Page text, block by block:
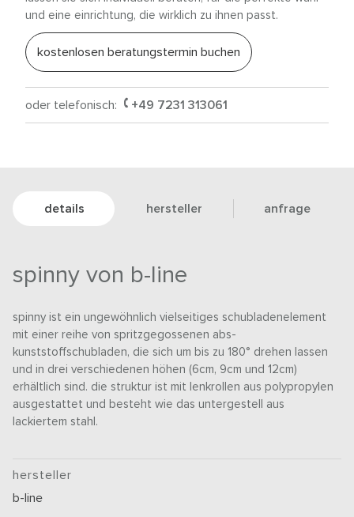
und eine einrichtung, die wirklich zu ihnen passt.
kostenlosen beratungstermin buchen
oder telefonisch: +49 7231 313061
details hersteller anfrage
spinny von b-line
spinny ist ein ungewöhnlich vielseitiges schubladenelement
mit einer reihe von spritzgegossenen abs-
kunststoffschubladen, die sich um bis zu 180° drehen lassen
und in drei verschiedenen höhen (6cm, 9cm und 12cm)
erhältlich sind. die struktur ist mit lenkrollen aus polypropylen
ausgestattet und besteht wie das untergestell aus
lackiertem stahl.
hersteller
b-line